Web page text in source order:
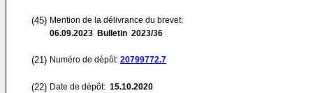
(45) Mention de la délivrance du brevet:
06.09.2023 Bulletin 2023/36
(21) Numéro de dépôt: 20799772.7
(22) Date de dépôt: 15.10.2020